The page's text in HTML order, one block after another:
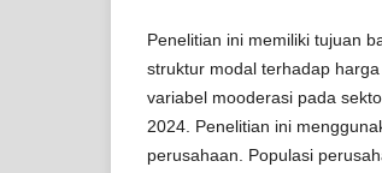
Penelitian ini memiliki tujuan
struktur modal terhadap
variabel mooderasi pada
2024. Penelitian ini
perusahaan. Populasi